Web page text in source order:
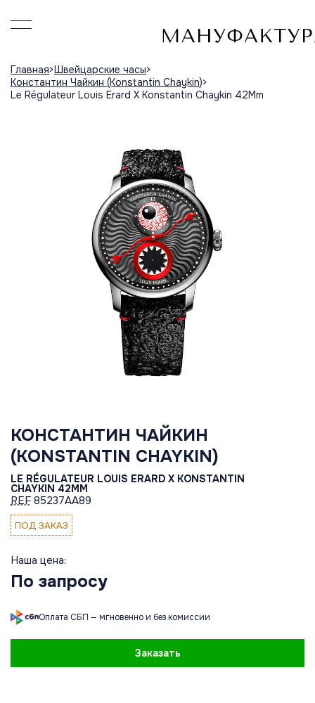
Главная Швейцарские часы
Константин Чайкин (Konstantin Chaykin)
Le Régulateur Louis Erard X Konstantin Chaykin 42Mm
КОНСТАНТИН ЧАЙКИН
(KONSTANTIN CHAYKIN)
LE RÉGULATEUR LOUIS ERARD X KONSTANTIN
CHAYKIN 42MM
REF 85237AA89
ПОД ЗАКАЗ
Наша цена:
По запросу
Оплата СБП — мгновенно и без комиссии
Заказать